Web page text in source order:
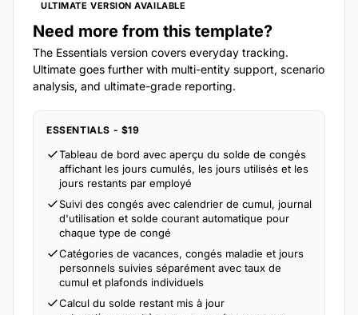
ULTIMATE VERSION AVAILABLE
Need more from this template?
The Essentials version covers everyday tracking.
Ultimate goes further with multi-entity support, scenario
analysis, and ultimate-grade reporting.
ESSENTIALS - $19
Tableau de bord avec aperçu du solde de congés
affichant les jours cumulés, les jours utilisés et les
jours restants par employé
Suivi des congés avec calendrier de cumul, journal
d'utilisation et solde courant automatique pour
chaque type de congé
Catégories de vacances, congés maladie et jours
personnels suivies séparément avec taux de
cumul et plafonds individuels
Calcul du solde restant mis à jour